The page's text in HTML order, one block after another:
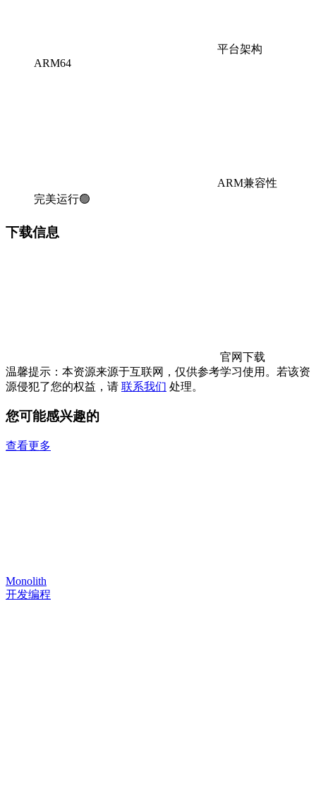
平台架构
ARM64
ARM兼容性
完美运行🟢
下载信息
官网下载
温馨提示：本资源来源于互联网，仅供参考学习使用。若该资
源侵犯了您的权益，请 联系我们 处理。
您可能感兴趣的
查看更多
Monolith
开发编程